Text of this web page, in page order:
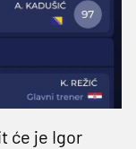
će je Igor